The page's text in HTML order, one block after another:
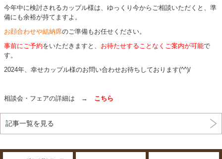
今年中に検討されるカップル様は、ゆっくり今からご相談いただくと、準
備にも余裕が持てますよ。
お顔合わせや結納席のご準備もお任せください。
事前にご予約をいただきますと、 お待たせすることなくご案内が可能で
す。
2024年、幸せカップル様のお問い合わせお待ちしております(^^)/
相談会・フェアの詳細は → こちら
記事一覧を見る